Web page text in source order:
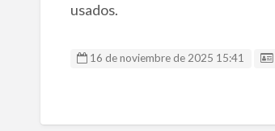
usados.
16 de noviembre de 2025 15:41